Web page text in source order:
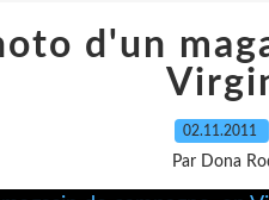
d'un
02.11.2011
Par Dona